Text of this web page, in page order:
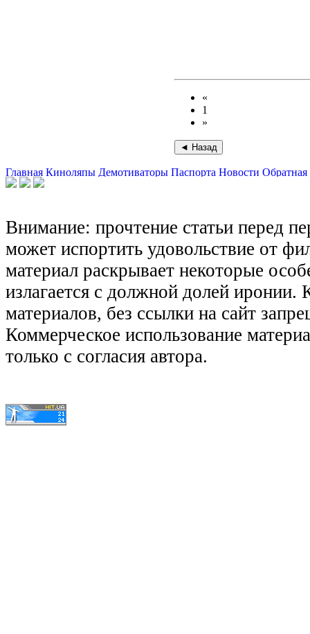
«
1
»
Главная Киноляпы Демотиваторы Паспорта Новости Обратная
Внимание: прочтение статьи перед
может испортить удовольствие от
материал раскрывает некоторые
излагается с должной долей иронии.
материалов, без ссылки на сайт
Коммерческое использование
только с согласия автора.